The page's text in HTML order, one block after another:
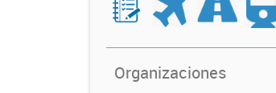
Organizaciones